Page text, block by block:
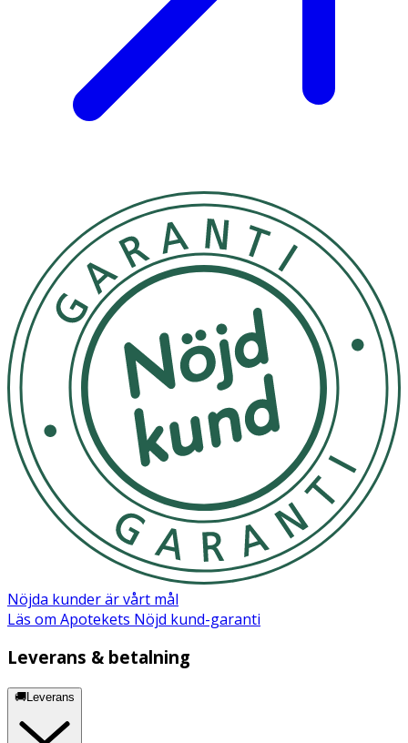
Nöjda kunder är vårt mål
Läs om Apotekets Nöjd kund-garanti
Leverans & betalning
🚚Leverans